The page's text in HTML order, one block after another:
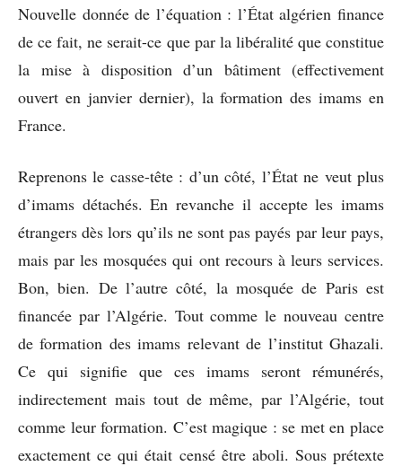
Nouvelle donnée de l’équation : l’État algérien finance
de ce fait, ne serait-ce que par la libéralité que constitue
la mise à disposition d’un bâtiment (effectivement
ouvert en janvier dernier), la formation des imams en
France.
Reprenons le casse-tête : d’un côté, l’État ne veut plus
d’imams détachés. En revanche il accepte les imams
étrangers dès lors qu’ils ne sont pas payés par leur pays,
mais par les mosquées qui ont recours à leurs services.
Bon, bien. De l’autre côté, la mosquée de Paris est
financée par l’Algérie. Tout comme le nouveau centre
de formation des imams relevant de l’institut Ghazali.
Ce qui signifie que ces imams seront rémunérés,
indirectement mais tout de même, par l’Algérie, tout
comme leur formation. C’est magique : se met en place
exactement ce qui était censé être aboli. Sous prétexte